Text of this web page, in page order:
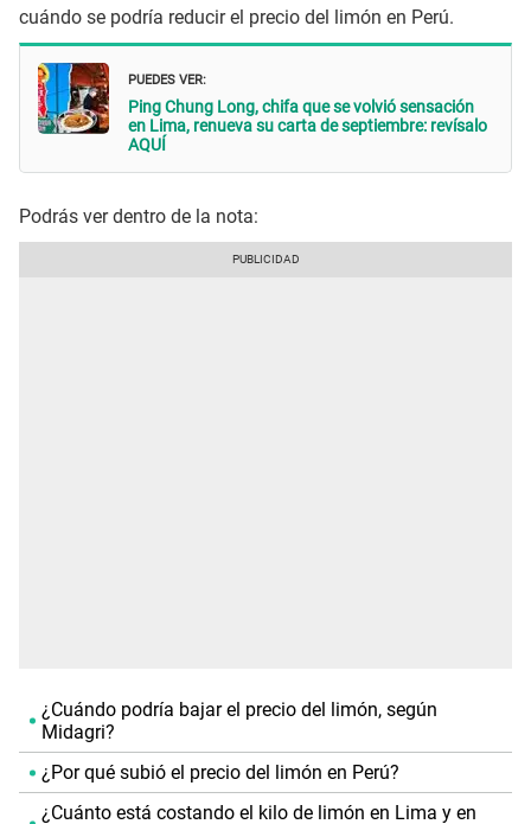
cuándo se podría reducir el precio del limón en Perú.
PUEDES VER:
Ping Chung Long, chifa que se volvió sensación
en Lima, renueva su carta de septiembre: revísalo
AQUÍ
Podrás ver dentro de la nota:
¿Cuándo podría bajar el precio del limón, según
Midagri?
¿Por qué subió el precio del limón en Perú?
¿Cuánto está costando el kilo de limón en Lima y en